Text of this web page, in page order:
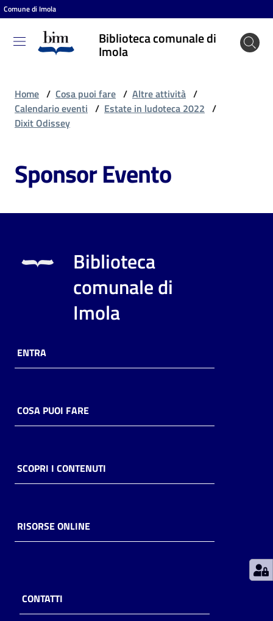
Vai al contenuto
Vai alla navigazione
Vai al footer
Comune di Imola
Biblioteca comunale di
Imola
Biblioteca
comunale
Cosa
fare
Scopri
online
Piani
Decentrate
Home / Cosa puoi fare / Altre attività /
Calendario eventi / Estate in ludoteca 2022 /
Dixit Odissey
Sponsor Evento
Biblioteca
comunale di
Imola
ENTRA
COSA PUOI FARE
SCOPRI I CONTENUTI
RISORSE ONLINE
CONTATTI